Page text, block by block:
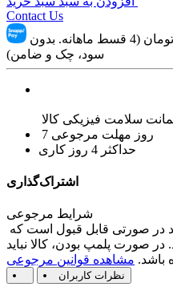
Contact Us
تومان (4 قسط ماهانه. بدون
سود، چک و ضامن)
سلامت فیزیکی کالا
7 روز مهلت مرجوعی
حداکثر 4 روز کاری
اشتراک‌گذاری
شرایط مرجوعی
در صورت پلمپ بودن، کالا نباید
باشد. مشاهده قوانین مرجوعی
نظرات کاربران